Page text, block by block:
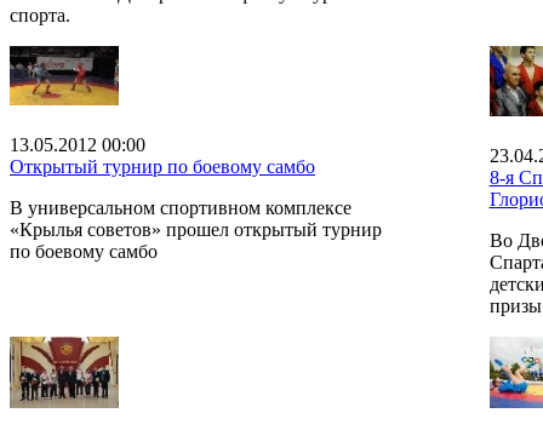
спорта.
13.05.2012 00:00
Открытый турнир по боевому самбо
В универсальном спортивном комплексе
«Крылья советов» прошел открытый турнир
по боевому самбо
8-я
Во